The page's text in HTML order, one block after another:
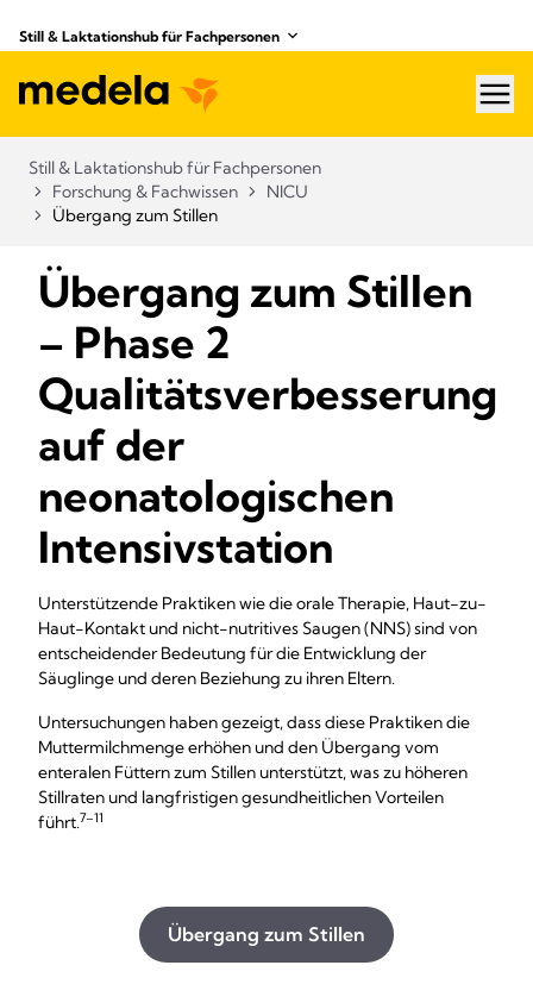
Still & Laktationshub für Fachpersonen
Still & Laktationshub für Fachpersonen
Forschung & Fachwissen
NICU
Übergang zum Stillen
Übergang zum Stillen
– Phase 2
Qualitätsverbesserung
auf der
neonatologischen
Intensivstation
Unterstützende Praktiken wie die orale Therapie, Haut-zu-
Haut-Kontakt und nicht-nutritives Saugen (NNS) sind von
entscheidender Bedeutung für die Entwicklung der
Säuglinge und deren Beziehung zu ihren Eltern.
Untersuchungen haben gezeigt, dass diese Praktiken die
Muttermilchmenge erhöhen und den Übergang vom
enteralen Füttern zum Stillen unterstützt, was zu höheren
Stillraten und langfristigen gesundheitlichen Vorteilen
führt.7–11
Übergang zum Stillen